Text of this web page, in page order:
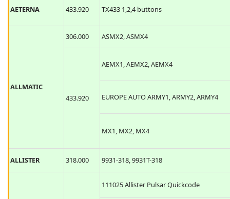
AETERNA 433.920 TX433 1,2,4 buttons
ALLMATIC
306.000 ASMX2, ASMX4
433.920
AEMX1, AEMX2, AEMX4
EUROPE AUTO ARMY1, ARMY2, ARMY4
MX1, MX2, MX4
ALLISTER 318.000 9931-318, 9931T-318
111025 Allister Pulsar Quickcode